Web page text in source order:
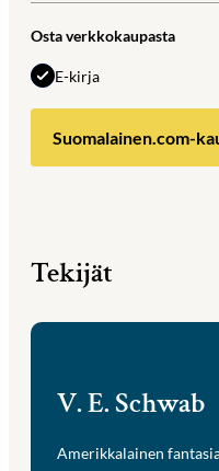
Osta verkkokaupasta
E-kirja
Suomalainen.com-
Tekijät
V. E. Schwab
Amerikkalainen